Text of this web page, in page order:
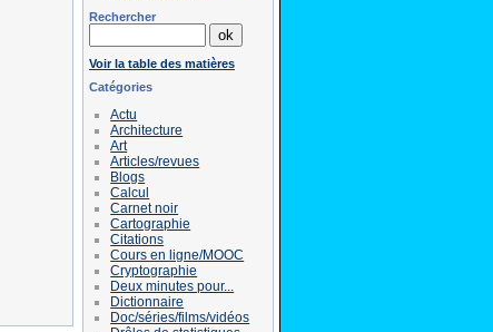
Rechercher
Voir la table des matières
Catégories
Actu
Architecture
Art
Articles/revues
Blogs
Calcul
Carnet noir
Cartographie
Citations
Cours en ligne/MOOC
Cryptographie
Deux minutes pour...
Dictionnaire
Doc/séries/films/vidéos